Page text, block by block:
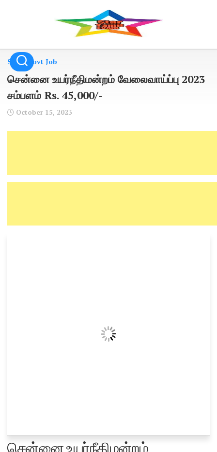
State Govt Job
சென்னை உயர்நீதிமன்றம் வேலைவாய்ப்பு 2023
சம்பளம் Rs. 45,000/-
October 15, 2023
சென்னை உயர்நீதிமன்றம்